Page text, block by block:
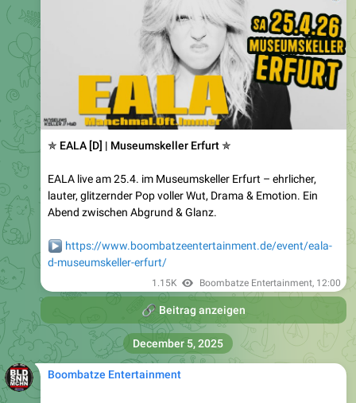
✯ EALA [D] | Museumskeller Erfurt ✯
EALA live am 25.4. im Museumskeller Erfurt – ehrlicher,
lauter, glitzernder Pop voller Wut, Drama & Emotion. Ein
Abend zwischen Abgrund & Glanz.
https://www.boombatzeentertainment.de/event/eala-
d-museumskeller-erfurt/
1.15K Boombatze Entertainment, 12:00
🔗Beitrag anzeigen
Boombatze Entertainment
December 5, 2025